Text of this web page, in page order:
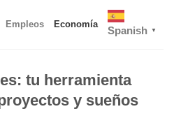
Empleos Economía
Spanish ▼
tu herramienta
y sueños